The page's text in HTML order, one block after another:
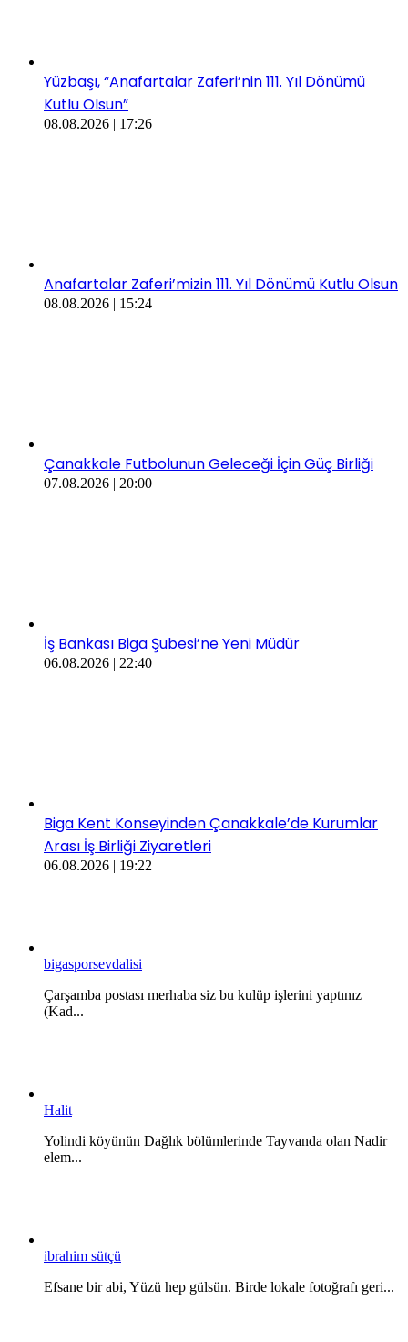
Yüzbaşı, “Anafartalar Zaferi’nin 111. Yıl Dönümü
Kutlu Olsun”
08.08.2026 | 17:26
Anafartalar Zaferi’mizin 111. Yıl Dönümü Kutlu Olsun
08.08.2026 | 15:24
Çanakkale Futbolunun Geleceği İçin Güç Birliği
07.08.2026 | 20:00
İş Bankası Biga Şubesi’ne Yeni Müdür
06.08.2026 | 22:40
Biga Kent Konseyinden Çanakkale’de Kurumlar
Arası İş Birliği Ziyaretleri
06.08.2026 | 19:22
bigasporsevdalisi
Çarşamba postası merhaba siz bu kulüp işlerini yaptınız
(Kad...
Halit
Yolindi köyünün Dağlık bölümlerinde Tayvanda olan Nadir
elem...
ibrahim sütçü
Efsane bir abi, Yüzü hep gülsün. Birde lokale fotoğrafı geri...